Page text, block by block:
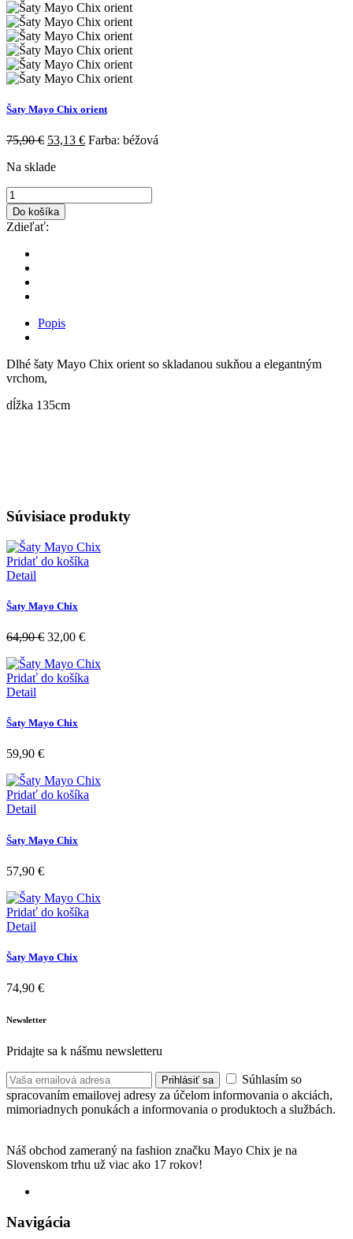
Šaty Mayo Chix orient
75,90€ 53,13 € Farba: béžová
Na sklade
Do košíka
Zdieľať:
Popis
Dlhé šaty Mayo Chix orient so skladanou sukňou a elegantným
vrchom,
dĺžka 135cm
Súvisiace produkty
Pridať do košíka
Detail
Šaty Mayo Chix
64,90€ 32,00 €
Pridať do košíka
Detail
Šaty Mayo Chix
59,90 €
Pridať do košíka
Detail
Šaty Mayo Chix
57,90 €
Pridať do košíka
Detail
Šaty Mayo Chix
74,90 €
Newsletter
Pridajte sa k nášmu newsletteru
Prihlásiť sa
Súhlasím so
spracovaním emailovej adresy za účelom informovania o akciách,
mimoriadnych ponukách a informovania o produktoch a službách.
Náš obchod zameraný na fashion značku Mayo Chix je na
Slovenskom trhu už viac ako 17 rokov!
Navigácia